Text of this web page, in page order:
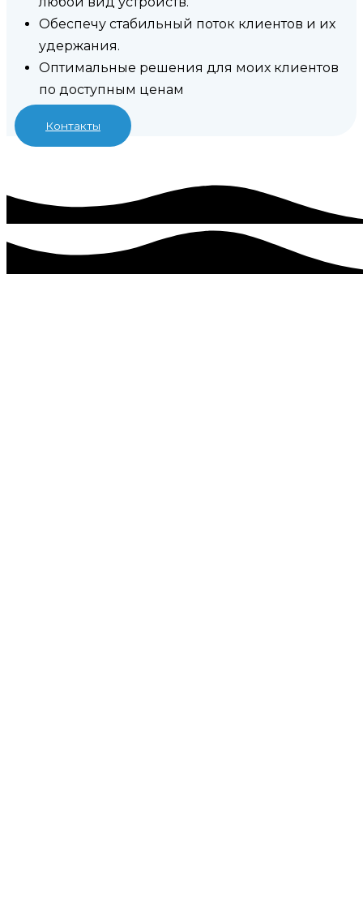
Обеспечу стабильный поток клиентов и их
удержания.
Оптимальные решения для моих клиентов
по доступным ценам
Контакты